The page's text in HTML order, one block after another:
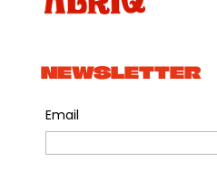
NEWSLETTER
Email